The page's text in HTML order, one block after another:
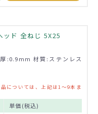
ド 全ねじ 5X25
:0.9mm 材質:ステンレス
については、上記は1～9本ま
単価(税込)